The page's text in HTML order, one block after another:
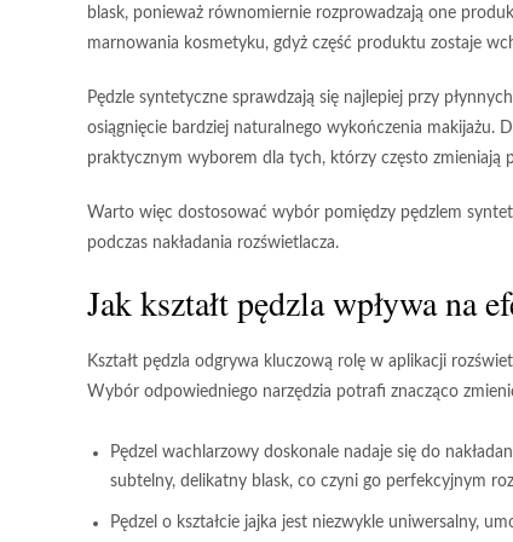
blask, ponieważ równomiernie rozprowadzają one
marnowania kosmetyku, gdyż część produktu zostaje
Pędzle syntetyczne sprawdzają się najlepiej przy
osiągnięcie bardziej naturalnego wykończenia makijażu.
praktycznym wyborem dla tych, którzy często zmieniają
Warto więc dostosować wybór pomiędzy pędzlem
podczas nakładania rozświetlacza.
Jak kształt pędzla wpływa na
Kształt pędzla odgrywa kluczową rolę w aplikacji
Wybór odpowiedniego narzędzia potrafi znacząco
Pędzel wachlarzowy doskonale nadaje się do
subtelny, delikatny blask, co czyni go perfekcyjnym
Pędzel o kształcie jajka jest niezwykle uniwersalny,